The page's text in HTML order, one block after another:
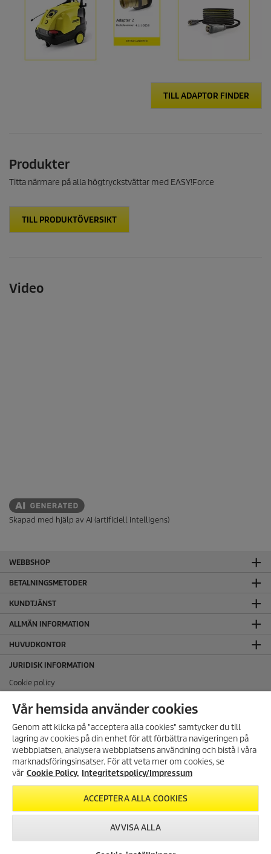
ANMÄL DIG TILL VÅRT
NYHETSBREV!
Få 10% rabatt på ditt nästa köp
nyhetsbrev.
REGISTRERA DIG
TILL ADAPTOR FINDER
Produkter
Titta närmare på alla högtryckstvättar med EASY!Force
TILL PRODUKTÖVERSIKT
Video
Skapad med hjälp av AI (artificiell intelligens)
WEBBSHOP
BETALNINGSMETODER
KUNDTJÄNST
ALLMÄN INFORMATION
HUVUDKONTOR
JURIDISK INFORMATION
Cookie policy
Friskrivningsklausul
Hantering av personuppgifter
Integritetspolicy
Regelefterlevnad
FÖLJ OSS PÅ SOCIALA MEDIER
Vår hemsida använder cookies
Genom att klicka på "acceptera alla cookies" samtycker du till
lagring av cookies på din enhet för att förbättra navigeringen på
webbplatsen, analysera webbplatsens användning och bistå i våra
marknadsföringsinsatser. För att veta mer om cookies, se
vår Cookie Policy. Integritetspolicy/Impressum
ACCEPTERA ALLA COOKIES
AVVISA ALLA